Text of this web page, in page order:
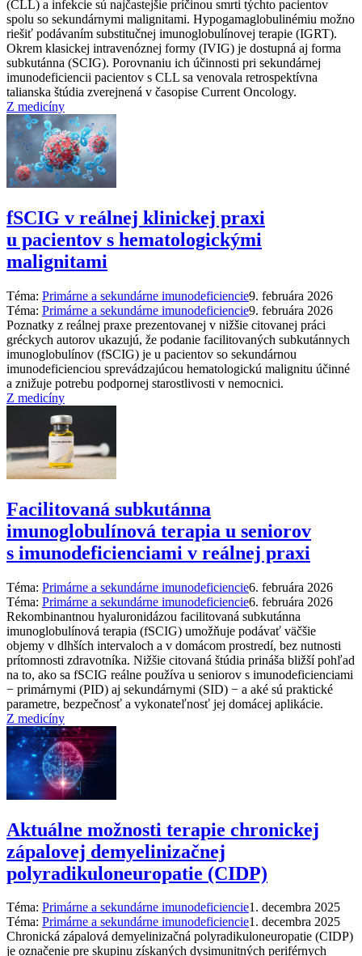
(CLL) a infekcie sú najčastejšie príčinou smrti týchto pacientov
spolu so sekundárnymi malignitami. Hypogamaglobulinémiu možno
riešiť podávaním substitučnej imunoglobulínovej terapie (IGRT).
Okrem klasickej intravenóznej formy (IVIG) je dostupná aj forma
subkutánna (SCIG). Porovnaniu ich účinnosti pri sekundárnej
imunodeficiencii pacientov s CLL sa venovala retrospektívna
talianska štúdia zverejnená v časopise Current Oncology.
Z medicíny
fSCIG v reálnej klinickej praxi
u pacientov s hematologickými
malignitami
Téma: Primárne a sekundárne imunodeficiencie9. februára 2026
Téma: Primárne a sekundárne imunodeficiencie9. februára 2026
Poznatky z reálnej praxe prezentovanej v nižšie citovanej práci
gréckych autorov ukazujú, že podanie facilitovaných subkutánnych
imunoglobulínov (fSCIG) je u pacientov so sekundárnou
imunodeficienciou sprevádzajúcou hematologickú malignitu účinné
a znižuje potrebu podpornej starostlivosti v nemocnici.
Z medicíny
Facilitovaná subkutánna
imunoglobulínová terapia u seniorov
s imunodeficienciami v reálnej praxi
Téma: Primárne a sekundárne imunodeficiencie6. februára 2026
Téma: Primárne a sekundárne imunodeficiencie6. februára 2026
Rekombinantnou hyaluronidázou facilitovaná subkutánna
imunoglobulínová terapia (fSCIG) umožňuje podávať väčšie
objemy v dlhších intervaloch a v domácom prostredí, bez nutnosti
prítomnosti zdravotníka. Nižšie citovaná štúdia prináša bližší pohľad
na to, ako sa fSCIG reálne používa u seniorov s imunodeficienciami
−⁠ primárnymi (PID) aj sekundárnymi (SID) −⁠ a aké sú praktické
parametre, bezpečnosť a vykonateľnosť jej domácej aplikácie.
Z medicíny
Aktuálne možnosti terapie chronickej
zápalovej demyelinizačnej
polyradikuloneuropatie (CIDP)
Téma: Primárne a sekundárne imunodeficiencie1. decembra 2025
Téma: Primárne a sekundárne imunodeficiencie1. decembra 2025
Chronická zápalová demyelinizačná polyradikuloneuropatie (CIDP)
je označenie pre skupinu získaných dysimunitných periférnych